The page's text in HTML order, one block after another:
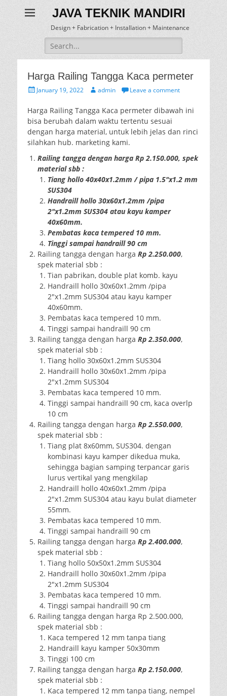
JAVA TEKNIK MANDIRI
Design + Fabrication + Installation + Maintenance
Search
for:
Harga Railing Tangga Kaca permeter
PostedJanuary 19, 2022 Author
admin Leave a comment
Harga Railing Tangga Kaca permeter dibawah ini
bisa berubah dalam waktu tertentu sesuai
dengan harga material, untuk lebih jelas dan rinci
silahkan hub. marketing kami.
Railing tangga dengan harga Rp 2.150.000, spek
material sbb :
Tiang hollo 40x40x1.2mm / pipa 1.5″x1.2 mm
SUS304
Handraill hollo 30x60x1.2mm /pipa
2″x1.2mm SUS304 atau kayu kamper
40x60mm.
Pembatas kaca tempered 10 mm.
Tinggi sampai handraill 90 cm
Railing tangga dengan harga Rp 2.250.000,
spek material sbb :
Tian pabrikan, double plat komb. kayu
Handraill hollo 30x60x1.2mm /pipa
2″x1.2mm SUS304 atau kayu kamper
40x60mm.
Pembatas kaca tempered 10 mm.
Tinggi sampai handraill 90 cm
Railing tangga dengan harga Rp 2.350.000,
spek material sbb :
Tiang hollo 30x60x1.2mm SUS304
Handraill hollo 30x60x1.2mm /pipa
2″x1.2mm SUS304
Pembatas kaca tempered 10 mm.
Tinggi sampai handraill 90 cm, kaca overlp
10 cm
Railing tangga dengan harga Rp 2.550.000,
spek material sbb :
Tiang plat 8x60mm, SUS304. dengan
kombinasi kayu kamper dikedua muka,
sehingga bagian samping terpancar garis
lurus vertikal yang mengkilap
Handraill hollo 40x60x1.2mm /pipa
2″x1.2mm SUS304 atau kayu bulat diameter
55mm.
Pembatas kaca tempered 10 mm.
Tinggi sampai handraill 90 cm
Railing tangga dengan harga Rp 2.400.000,
spek material sbb :
Tiang hollo 50x50x1.2mm SUS304
Handraill hollo 30x60x1.2mm /pipa
2″x1.2mm SUS304
Pembatas kaca tempered 10 mm.
Tinggi sampai handraill 90 cm
Railing tangga dengan harga Rp 2.500.000,
spek material sbb :
Kaca tempered 12 mm tanpa tiang
Handraill kayu kamper 50x30mm
Tinggi 100 cm
Railing tangga dengan harga Rp 2.150.000,
spek material sbb :
Kaca tempered 12 mm tanpa tiang, nempel